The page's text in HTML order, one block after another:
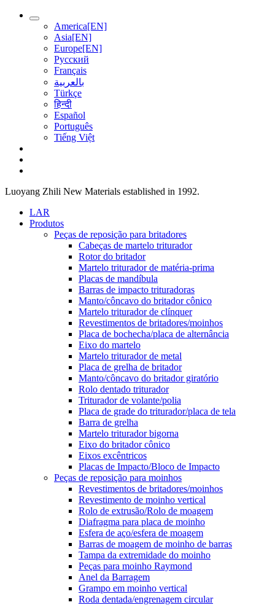
America[EN]
Asia[EN]
Europe[EN]
Русский
Français
بالعربية
Türkçe
हिन्दी
Español
Português
Tiếng Việt
Luoyang Zhili New Materials established in 1992.
LAR
Produtos
Peças de reposição para britadores
Cabeças de martelo triturador
Rotor do britador
Martelo triturador de matéria-prima
Placas de mandíbula
Barras de impacto trituradoras
Manto/côncavo do britador cônico
Martelo triturador de clínquer
Revestimentos de britadores/moinhos
Placa de bochecha/placa de alternância
Eixo do martelo
Martelo triturador de metal
Placa de grelha de britador
Manto/côncavo do britador giratório
Rolo dentado triturador
Triturador de volante/polia
Placa de grade do triturador/placa de tela
Barra de grelha
Martelo triturador bigorna
Eixo do britador cônico
Eixos excêntricos
Placas de Impacto/Bloco de Impacto
Peças de reposição para moinhos
Revestimentos de britadores/moinhos
Revestimento de moinho vertical
Rolo de extrusão/Rolo de moagem
Diafragma para placa de moinho
Esfera de aço/esfera de moagem
Barras de moagem de moinho de barras
Tampa da extremidade do moinho
Peças para moinho Raymond
Anel da Barragem
Grampo em moinho vertical
Roda dentada/engrenagem circular